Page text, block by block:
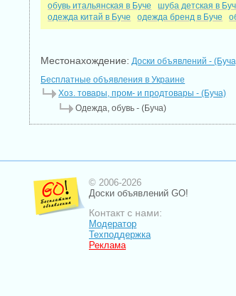
обувь итальянская в Буче шуба детская в
одежда китай в Буче
одежда бренд в Буче
Местонахождение: Доски объявлений -
Бесплатные объявления в Украине
Хоз. товары, пром- и продтовары - (Буча)
Одежда, обувь - (Буча)
© 2006-2026
Доски объявлений GO!
Контакт с нами:
Модератор
Техподдержка
Реклама